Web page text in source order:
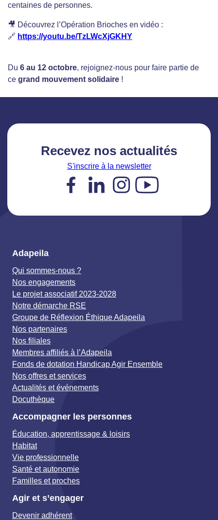
centaines de personnes.
🎥 Découvrez l’Opération Brioches en vidéo :
🔗 https://youtu.be/TzLWcXjGKHY
Du 6 au 12 octobre, rejoignez-nous pour faire partie de
ce grand mouvement solidaire !
Recevez nos actualités
S'inscrire à la newsletter
Facebook
LinkedIn
Instagram
YouTube
Adapeila
Qui sommes-nous ?
Nos engagements
Le projet associatif 2023-2028
Notre démarche RSE
Groupe de Réflexion Éthique Adapeila
Nos partenaires
Nos filiales
Membres affiliés à l’Adapeila
Fonds de dotation Handicap Agir Ensemble
Nos offres et services
Actualités et événements
Docuthèque
Accompagner les personnes
Éducation, apprentissage & loisirs
Habitat
Vie professionnelle
Santé et autonomie
Familles et proches
Agir et s’engager
Devenir adhérent